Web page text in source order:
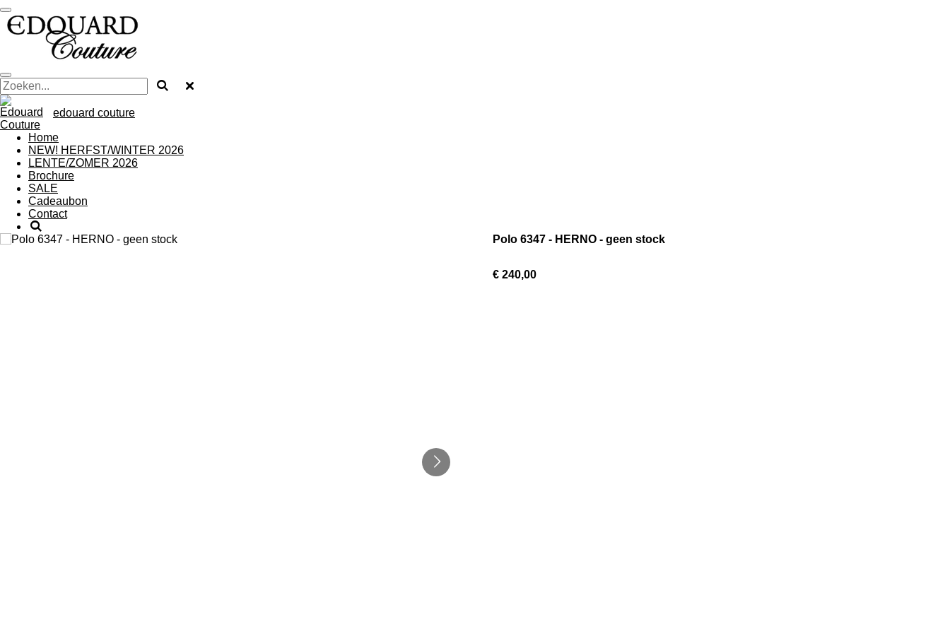
Ga
direct
naar
hoofdinhoud
edouard couture
Home
NEW! HERFST/WINTER 2026
LENTE/ZOMER 2026
Brochure
SALE
Cadeaubon
Contact
Polo 6347 - HERNO - geen stock
€ 240,00